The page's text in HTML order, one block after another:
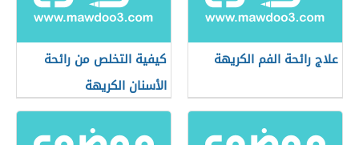
علاج رائحة الفم الكريهة
كيفية التخلص من رائحة
الأسنان الكريهة